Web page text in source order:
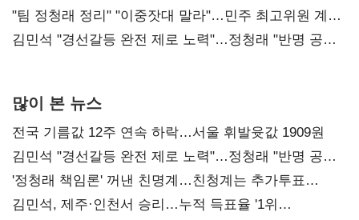
"팀 정청래 정리" "이중잣대 말라"…민주 최고위원 계파
다툼 격화
김민석 "경선갈등 완전 제로 노력"…정청래 "반명 공세
많이 본 뉴스
전국 기름값 12주 연속 하락…서울 휘발윳값 1909원
김민석 "경선갈등 완전 제로 노력"…정청래 "반명 공세
사과부터"
'정청래 책임론' 꺼낸 친명계…친청계는 추가투표
때리기
김민석, 제주·인천서 승리…누적 득표율 '1위